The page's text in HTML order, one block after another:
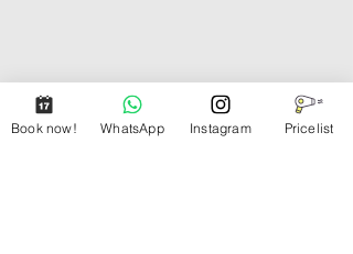
Book now! WhatsApp Instagram Pricelist